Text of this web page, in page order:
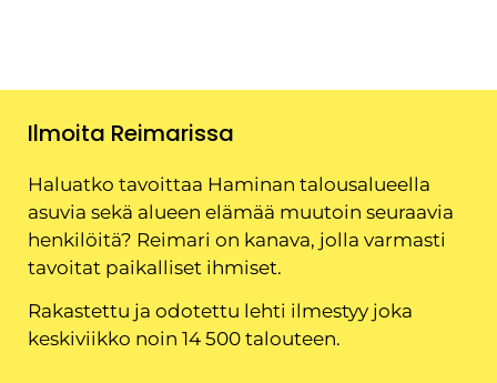
Ilmoita Reimarissa
Haluatko tavoittaa Haminan talousalueella
asuvia sekä alueen elämää muutoin seuraavia
henkilöitä? Reimari on kanava, jolla varmasti
tavoitat paikalliset ihmiset.
Rakastettu ja odotettu lehti ilmestyy joka
keskiviikko noin 14 500 talouteen.